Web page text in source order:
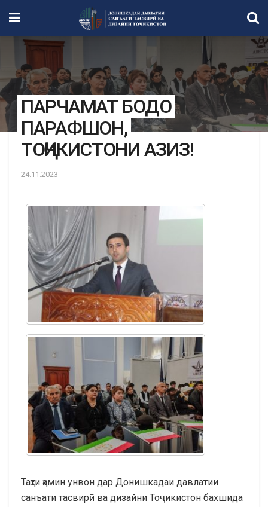
ПАРЧАМАТ БОДО
ПАРАФШОН,
ТОҶИКИСТОНИ АЗИЗ!
24.11.2023
Таҳти ҳамин унвон дар Донишкадаи давлатии
санъати тасвирӣ ва дизайни Тоҷикистон бахшида